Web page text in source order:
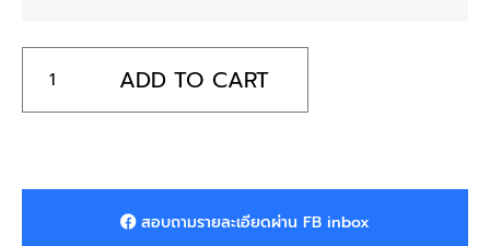
ADD TO CART
สอบถามรายละเอียดผ่าน FB inbox